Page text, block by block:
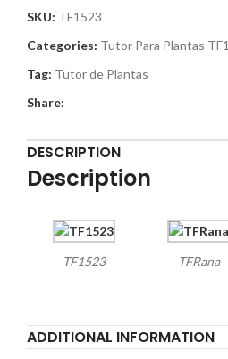
SKU: TF1523
Categories: Tutor Para Plantas TF1
Tag: Tutor de Plantas
Share:
DESCRIPTION
Description
TF1523 TFRana
ADDITIONAL INFORMATION